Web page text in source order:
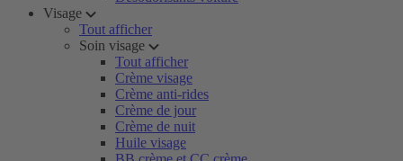
Visage
Tout afficher
Soin visage
Tout afficher
Crème visage
Crème anti-rides
Crème de jour
Crème de nuit
Huile visage